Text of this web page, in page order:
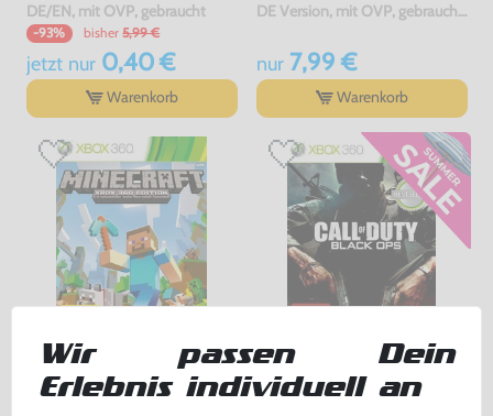
DE/EN, mit OVP, gebraucht
-93% bisher 5,99 €
jetzt nur0,40 €
Warenkorb
DE Version, mit OVP, gebraucht, USK18
nur7,99 €
Warenkorb
Minecraft
Call of Duty: Black Ops
Wir passen Dein
Erlebnis individuell an